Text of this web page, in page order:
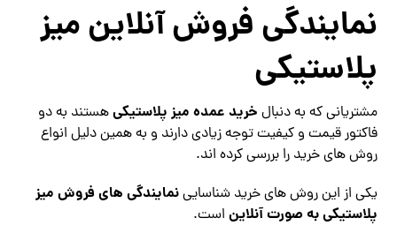
نمایندگی فروش آنلاین میز
پلاستیکی
مشتریانی که به دنبال خرید عمده میز پلاستیکیهستند به دو
فاکتور قیمت و کیفیت توجه زیادی دارند و به همین دلیل انواع
روش های خرید را بررسی کرده اند.
یکی از این روش های خرید شناسایینمایندگی های فروش میز
پلاستیکی به صورت آنلاین است.